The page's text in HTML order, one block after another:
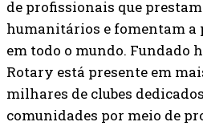
de profissionais que
humanitários e fomentam a
em todo o mundo. Fundado
Rotary está presente em
milhares de clubes
comunidades por meio de